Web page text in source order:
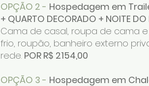
OPÇÃO 2 - Hospedagem em Trailer
+ QUARTO DECORADO + NOITE DO
Cama de casal, roupa de cama e
frio, roupão, banheiro externo
rede. POR R$ 2154,00
OPÇÃO 3 - Hospedagem em